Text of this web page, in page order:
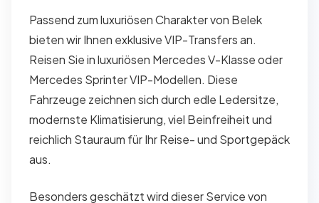
Passend zum luxuriösen Charakter von Belek
bieten wir Ihnen exklusive VIP-Transfers an.
Reisen Sie in luxuriösen Mercedes V-Klasse oder
Mercedes Sprinter VIP-Modellen. Diese
Fahrzeuge zeichnen sich durch edle Ledersitze,
modernste Klimatisierung, viel Beinfreiheit und
reichlich Stauraum für Ihr Reise- und Sportgepäck
aus.
Besonders geschätzt wird dieser Service von